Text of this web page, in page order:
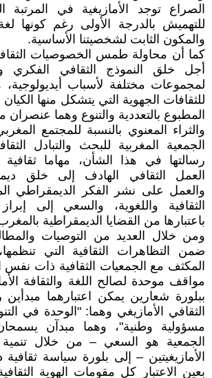
الصراع توجد الأمازيغية في المرتبة
للتهميش بالدرجة الأولى رغم كونها
والمكون الثابت لشخصيتنا الأساسية.
كما أن محاولة طمس الخصوصيات
أجل خلق النموذج الثقافي الفكري
لمجموعات مختلفة لأسباب أيديولوجية،
للثقافات الجهوية التي يتشكل منها
المطبوع بالتعددية والتنوع وهما
والثراء المعنوي بالنسبة للمجتمع
الجمعية المغربية للبحث والتبادل
رسالتها في هذا الشأن، مهاما
العمل الثقافي الهادف إلى خلق
والعمل على نشر الفكر الديمقراطي
الثقافية واللغوية، والسعي إلى
باعتبارها من القضايا الديمقراطية
ومن خلال العديد من التوصيات
ضمن التظاهرات الثقافية التي
المكثف مع الجمعيات الثقافية ذات نفس
مواقف موحدة لصالح اللغة والثقافة
ببلورة شعارين يمكن اعتبارهما
الثقافي الأمازيغي وهما: "الوحدة في
مسؤولية وطنية"، وهما مبدآن
الجمعية هو السعي – من خلال تنمية
الأمازيغيتين – إلى بلورة سياسة ثقافية
بعين الاعتبار كل مقومات الهوية